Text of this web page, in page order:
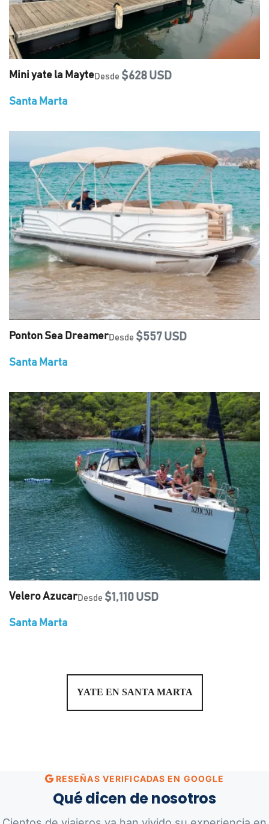
Mini yate la MayteDesde $628 USD
Santa Marta
Ponton Sea DreamerDesde $557 USD
Santa Marta
Velero AzucarDesde $1,110 USD
Santa Marta
YATE EN SANTA MARTA
RESEÑAS VERIFICADAS EN GOOGLE
Qué dicen de nosotros